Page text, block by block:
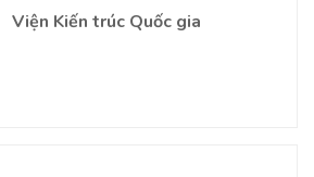
Viện Kiến trúc Quốc gia